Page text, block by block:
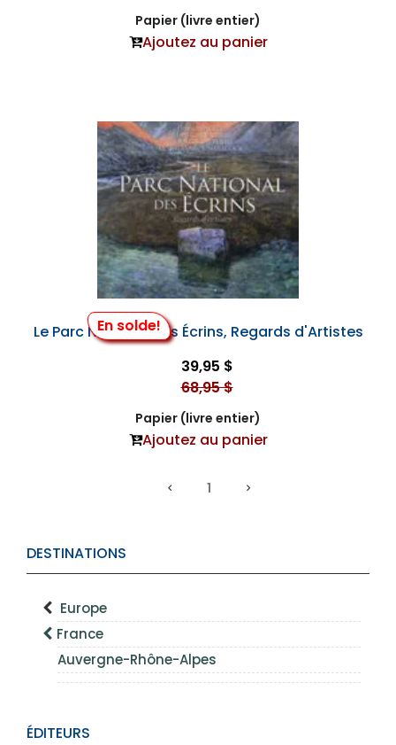
DESTINATIONS
Europe
France
Auvergne-Rhône-Alpes
ÉDITEURS
Papier (livre entier)
Ajoutez au panier
En solde!
Le Parc National des Écrins, Regards d'Artistes
39,95 $
68,95 $
Papier (livre entier)
Ajoutez au panier
1